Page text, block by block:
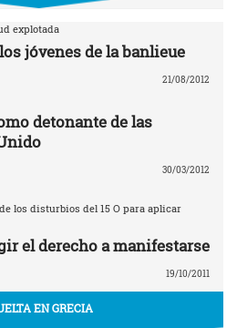
explotada
jóvenes de la banlieue
21/08/2012
detonante de las
30/03/2012
los disturbios del 15 O para aplicar
el derecho a manifestarse
19/10/2011
EN GRECIA